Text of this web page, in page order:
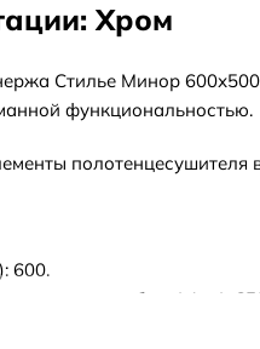
Хром
Стилье Минор
функциональностью.
600.
ширина х глубина) (мм):